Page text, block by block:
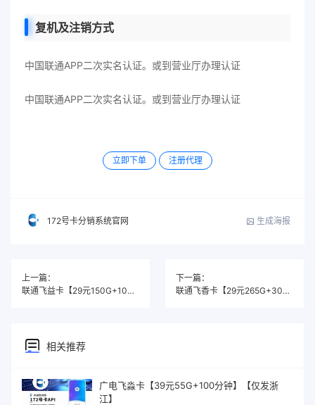
复机及注销方式
中国联通APP二次实名认证。或到营业厅办理认证
中国联通APP二次实名认证。或到营业厅办理认证
立即下单 注册代理
172号卡分销系统官网 生成海报
上一篇：
联通飞益卡【29元150G+100分钟】
下一篇：
联通飞香卡【29元265G+300分钟】
相关推荐
广电飞淼卡【39元55G+100分钟】【仅发浙
江】